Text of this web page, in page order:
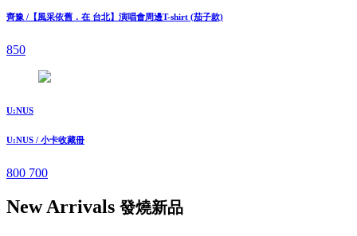
齊豫 /【風采依舊．在 台北】演唱會周邊T-shirt (茄子款)
850
U:NUS
U:NUS / 小卡收藏冊
800 700
New Arrivals 發燒新品